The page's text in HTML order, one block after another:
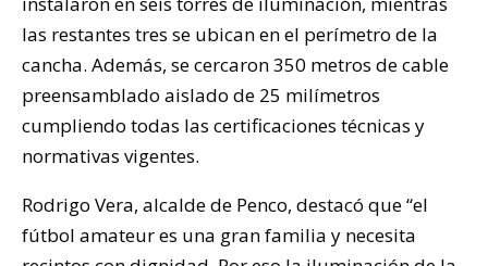
las restantes tres se ubican en el perímetro de la
cancha. Además, se cercaron 350 metros de cable
preensamblado aislado de 25 milímetros
cumpliendo todas las certificaciones técnicas y
normativas vigentes.
Rodrigo Vera, alcalde de Penco, destacó que “el
fútbol amateur es una gran familia y necesita